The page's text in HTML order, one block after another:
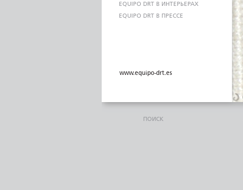
EQUIPO DRT В ИНТЕРЬЕРАХ
EQUIPO DRT В ПРЕССЕ
www.equipo-drt.es
ПОИСК